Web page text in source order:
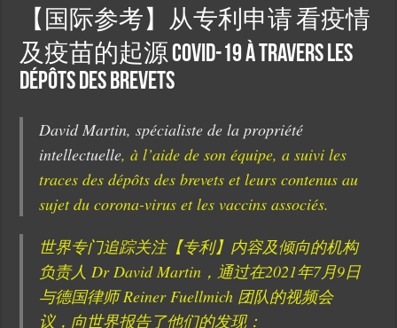
【国际参考】从专利申请 看疫情
及疫苗的起源 Covid-19 à travers les
dépôts des brevets
David Martin, spécialiste de la propriété
intellectuelle, à l’aide de son équipe, a suivi les
traces des dépôts des brevets et leurs contenus au
sujet du corona-virus et les vaccins associés.
世界专门追踪关注【专利】内容及倾向的机构
负责人 Dr David Martin，通过在2021年7月9日
与德国律师 Reiner Fuellmich 团队的视频会
议，向世界报告了他们的发现：